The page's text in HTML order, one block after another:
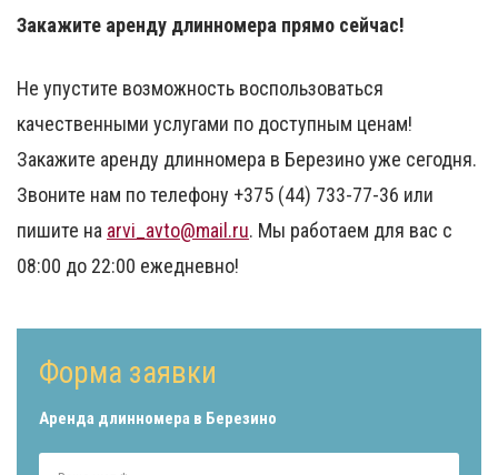
Закажите аренду длинномера прямо сейчас!
Не упустите возможность воспользоваться
качественными услугами по доступным ценам!
Закажите аренду длинномера в Березино уже сегодня.
Звоните нам по телефону +375 (44) 733-77-36 или
пишите на arvi_avto@mail.ru. Мы работаем для вас с
08:00 до 22:00 ежедневно!
Форма заявки
Аренда длинномера в Березино